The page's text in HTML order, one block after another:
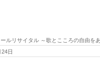
ルリサイタル ～歌とこころの自由を
日